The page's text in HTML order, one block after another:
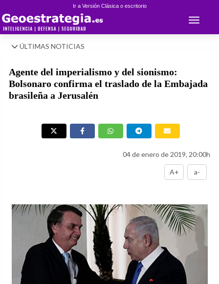
Ir a Versión Clásica o escritorio
Toggle
ÚLTIMAS NOTICIAS
Agente del imperialismo y del sionismo:
Bolsonaro confirma el traslado de la Embajada
brasileña a Jerusalén
04 de enero de 2019, 20:00h
A+ a-